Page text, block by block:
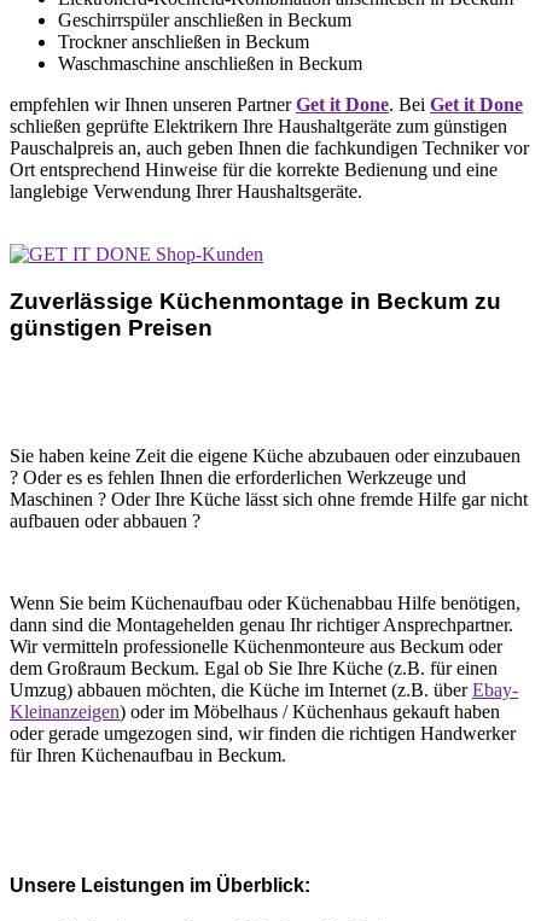
Geschirrspüler anschließen in Beckum
Trockner anschließen in Beckum
Waschmaschine anschließen in Beckum
empfehlen wir Ihnen unseren PartnerGet it Done. Bei Get it Done
schließen geprüfte Elektrikern Ihre Haushaltgeräte zum günstigen
Pauschalpreis an, auch geben Ihnen die fachkundigen Techniker vor
Ort entsprechend Hinweise für die korrekte Bedienung und eine
langlebige Verwendung Ihrer Haushaltsgeräte.
Zuverlässige Küchenmontage in Beckum zu
günstigen Preisen
Sie haben keine Zeit die eigene Küche abzubauen oder einzubauen
? Oder es es fehlen Ihnen die erforderlichen Werkzeuge und
Maschinen ? Oder Ihre Küche lässt sich ohne fremde Hilfe gar nicht
aufbauen oder abbauen ?
Wenn Sie beim Küchenaufbau oder Küchenabbau Hilfe benötigen,
dann sind die Montagehelden genau Ihr richtiger Ansprechpartner.
Wir vermitteln professionelle Küchenmonteure aus Beckum oder
dem Großraum Beckum. Egal ob Sie Ihre Küche (z.B. für einen
Umzug) abbauen möchten, die Küche im Internet (z.B. überEbay-
Kleinanzeigen) oder im Möbelhaus / Küchenhaus gekauft haben
oder gerade umgezogen sind, wir finden die richtigen Handwerker
für Ihren Küchenaufbau in Beckum.
Unsere Leistungen im Überblick: